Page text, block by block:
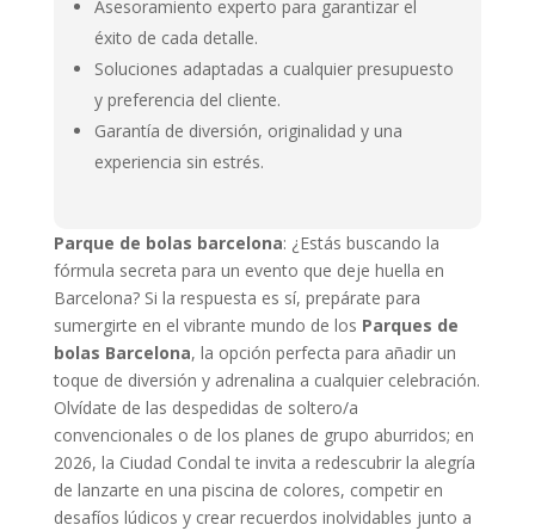
Asesoramiento experto para garantizar el
éxito de cada detalle.
Soluciones adaptadas a cualquier presupuesto
y preferencia del cliente.
Garantía de diversión, originalidad y una
experiencia sin estrés.
Parque de bolas barcelona: ¿Estás buscando la
fórmula secreta para un evento que deje huella en
Barcelona? Si la respuesta es sí, prepárate para
sumergirte en el vibrante mundo de los Parques de
bolas Barcelona, la opción perfecta para añadir un
toque de diversión y adrenalina a cualquier celebración.
Olvídate de las despedidas de soltero/a
convencionales o de los planes de grupo aburridos; en
2026, la Ciudad Condal te invita a redescubrir la alegría
de lanzarte en una piscina de colores, competir en
desafíos lúdicos y crear recuerdos inolvidables junto a